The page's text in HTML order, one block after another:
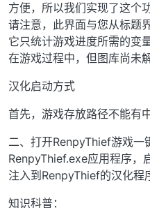
方便，所以我们实现了这个功
请注意，此界面与您从标题
它只统计游戏进度所需的变
在游戏过程中，但图库尚未解
汉化启动方式
首先，游戏存放路径不能有中
二、打开RenpyThief游戏一
RenpyThief.exe应用程序，
注入到RenpyThief的汉化程
知识科普：